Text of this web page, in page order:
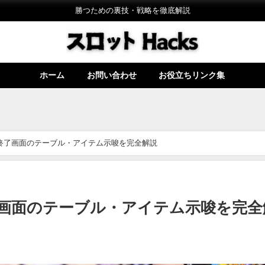
勝つための裏技・戦略を徹底解説
ホーム お問い合わせ お役立ちリンク集
了画面のテーブル・アイテム示唆を完全解説
面のテーブル・アイテム示唆を完